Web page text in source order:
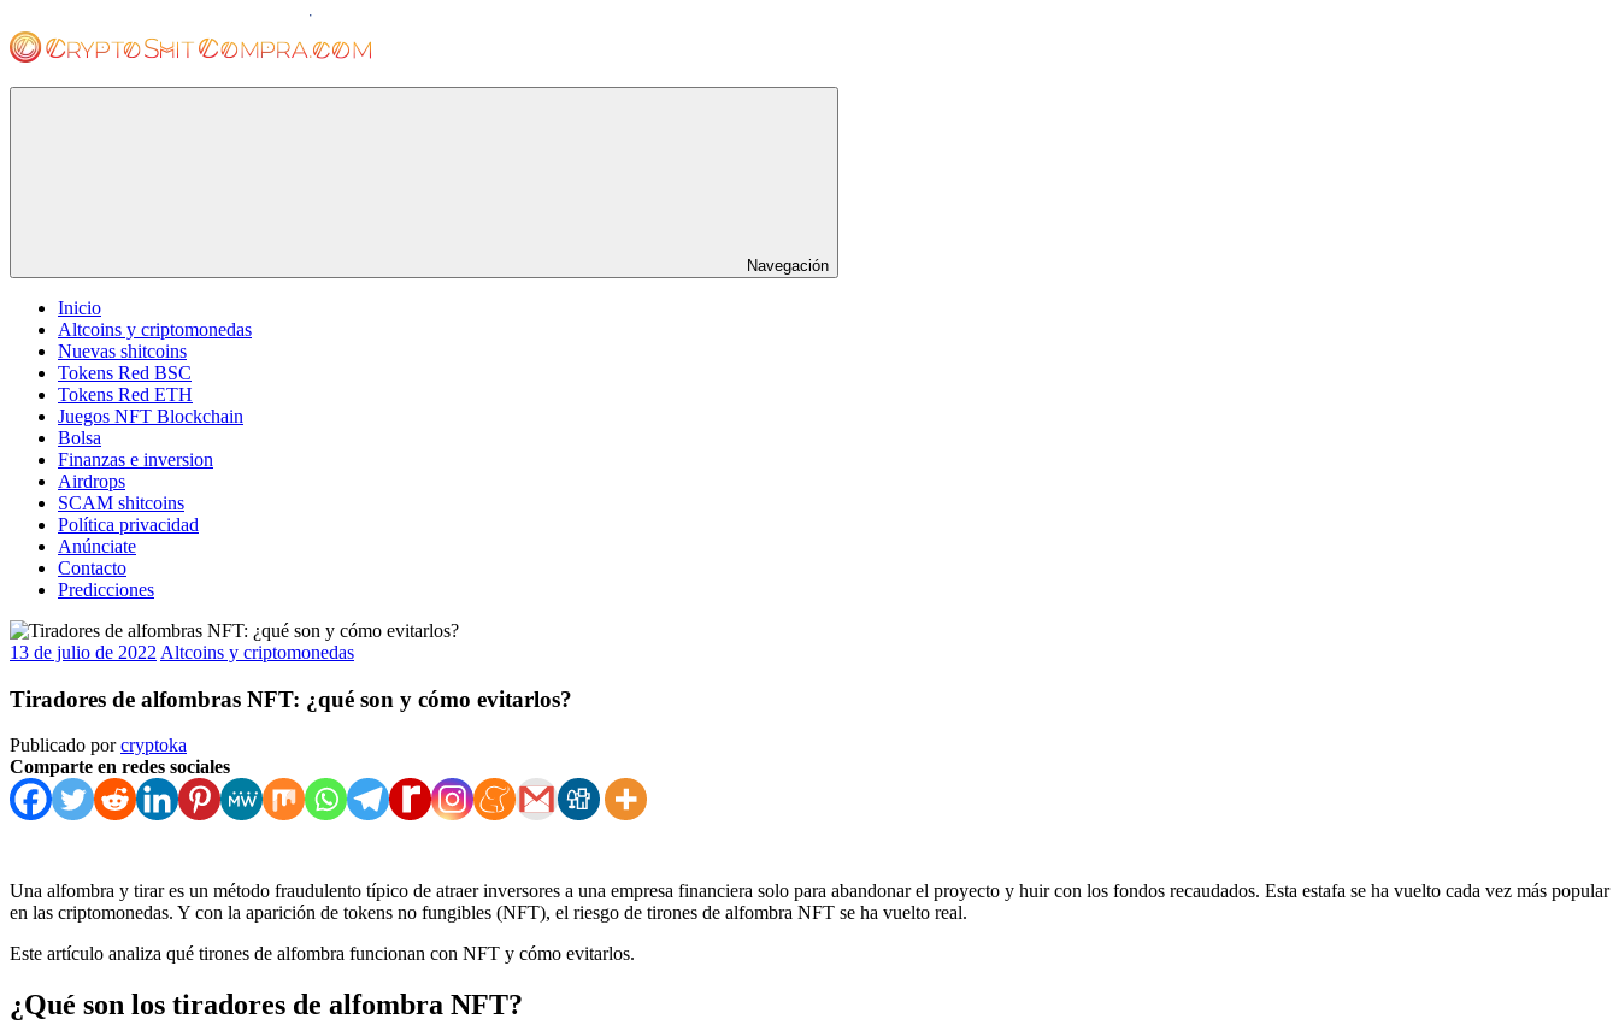
al
contenido
Navegación
Inicio
Altcoins y criptomonedas
Nuevas shitcoins
Tokens Red BSC
Tokens Red ETH
Juegos NFT Blockchain
Bolsa
Finanzas e inversion
Airdrops
SCAM shitcoins
Política privacidad
Anúnciate
Contacto
Predicciones
13 de julio de 2022 Altcoins y criptomonedas
Tiradores de alfombras NFT: ¿qué son y cómo evitarlos?
Publicado porcryptoka
Comparte en redes sociales
Una alfombra y tirar es un método fraudulento típico de atraer inversores a una empresa financiera solo para abandonar el proyecto y huir con los fondos recaudados. Esta estafa se ha vuelto cada vez más popular
en las criptomonedas. Y con la aparición de tokens no fungibles (NFT), el riesgo de tirones de alfombra NFT se ha vuelto real.
Este artículo analiza qué tirones de alfombra funcionan con NFT y cómo evitarlos.
¿Qué son los tiradores de alfombra NFT?